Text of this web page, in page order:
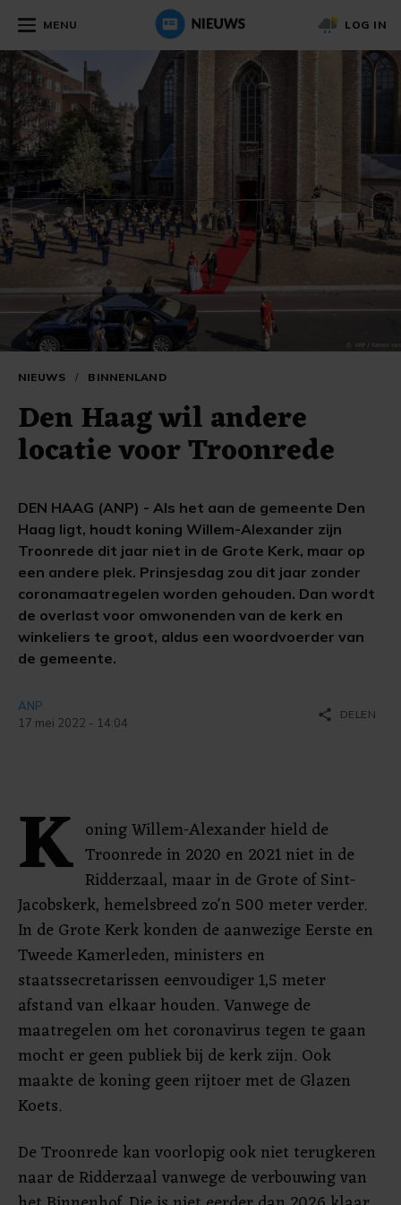
MENU LOG IN
NIEUWS / BINNENLAND
Den Haag wil andere
locatie voor Troonrede
DEN HAAG (ANP) - Als het aan de gemeente Den
Haag ligt, houdt koning Willem-Alexander zijn
Troonrede dit jaar niet in de Grote Kerk, maar op
een andere plek. Prinsjesdag zou dit jaar zonder
coronamaatregelen worden gehouden. Dan wordt
de overlast voor omwonenden van de kerk en
winkeliers te groot, aldus een woordvoerder van
de gemeente.
ANP
17 mei 2022 - 14:04
share DELEN
K oning Willem-Alexander hield de
Troonrede in 2020 en 2021 niet in de
Ridderzaal, maar in de Grote of Sint-
Jacobskerk, hemelsbreed zo'n 500 meter verder.
In de Grote Kerk konden de aanwezige Eerste en
Tweede Kamerleden, ministers en
staatssecretarissen eenvoudiger 1,5 meter
afstand van elkaar houden. Vanwege de
maatregelen om het coronavirus tegen te gaan
mocht er geen publiek bij de kerk zijn. Ook
maakte de koning geen rijtoer met de Glazen
Koets.
De Troonrede kan voorlopig ook niet terugkeren
naar de Ridderzaal vanwege de verbouwing van